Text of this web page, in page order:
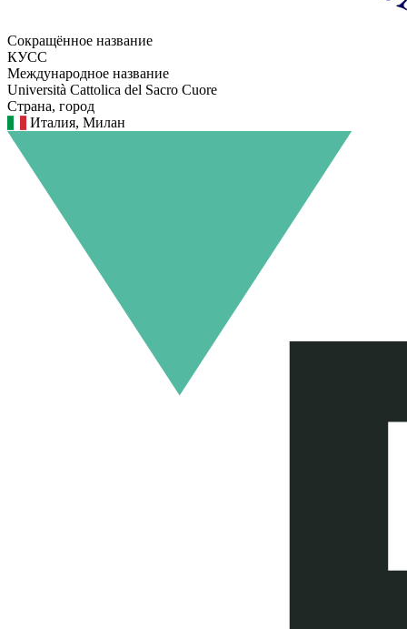
Сокращённое название
КУСС
Международное название
Università Cattolica del Sacro Cuore
Страна, город
Италия, Милан